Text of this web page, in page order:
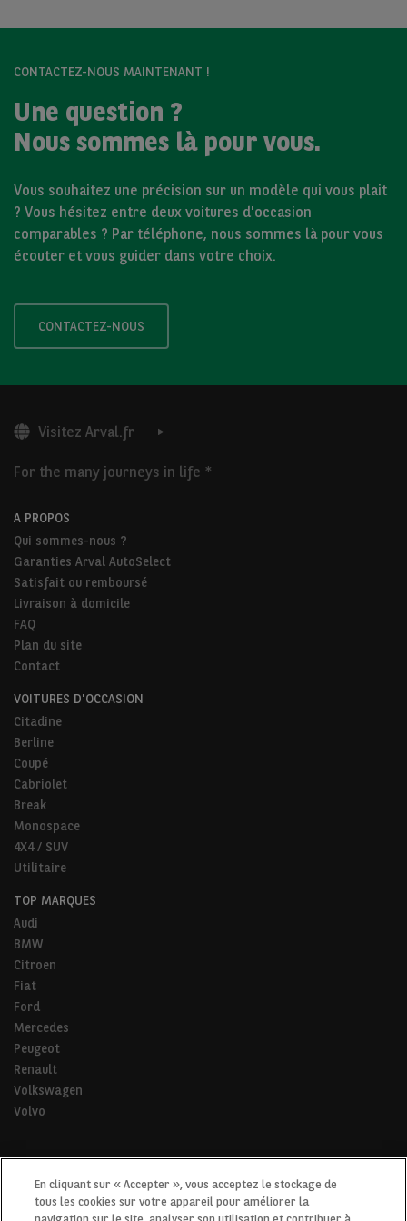
CONTACTEZ-NOUS MAINTENANT !
Une question ?
Nous sommes là pour vous.
Vous souhaitez une précision sur un modèle qui vous plait
? Vous hésitez entre deux voitures d'occasion
comparables ? Par téléphone, nous sommes là pour vous
écouter et vous guider dans votre choix.
CONTACTEZ-NOUS
Visitez Arval.fr
For the many journeys in life *
A PROPOS
Qui sommes-nous ?
Garanties Arval AutoSelect
Satisfait ou remboursé
Livraison à domicile
FAQ
Plan du site
Contact
VOITURES D'OCCASION
Citadine
Berline
Coupé
Cabriolet
Break
Monospace
4X4 / SUV
Utilitaire
TOP MARQUES
Audi
BMW
Citroen
Fiat
Ford
Mercedes
Peugeot
Renault
Volkswagen
Volvo
* Pour tous les trajets de la vie.
En cliquant sur « Accepter », vous acceptez le stockage de
tous les cookies sur votre appareil pour améliorer la